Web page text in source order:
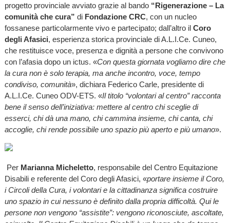
progetto provinciale avviato grazie al bando “Rigenerazione – La
comunità che cura” di Fondazione CRC, con un nucleo
fossanese particolarmente vivo e partecipato; dall’altro il Coro
degli Afasici, esperienza storica provinciale di A.L.I.Ce. Cuneo,
che restituisce voce, presenza e dignità a persone che convivono
con l’afasia dopo un ictus. «Con questa giornata vogliamo dire che
la cura non è solo terapia, ma anche incontro, voce, tempo
condiviso, comunità», dichiara Federico Carle, presidente di
A.L.I.Ce. Cuneo ODV-ETS. «Il titolo “volontari al centro” racconta
bene il senso dell’iniziativa: mettere al centro chi sceglie di
esserci, chi dà una mano, chi cammina insieme, chi canta, chi
accoglie, chi rende possibile uno spazio più aperto e più umano».
Per Marianna Micheletto, responsabile del Centro Equitazione
Disabili e referente del Coro degli Afasici, «portare insieme il Coro,
i Circoli della Cura, i volontari e la cittadinanza significa costruire
uno spazio in cui nessuno è definito dalla propria difficoltà. Qui le
persone non vengono “assistite”: vengono riconosciute, ascoltate,